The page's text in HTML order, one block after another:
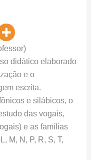
didático elaborado
e o
escrita.
e silábicos, o
das vogais,
e as famílias
M, N, P, R, S, T,